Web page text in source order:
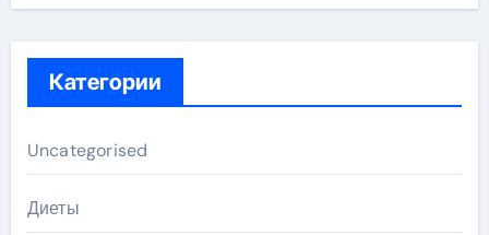
Категории
Uncategorised
Диеты